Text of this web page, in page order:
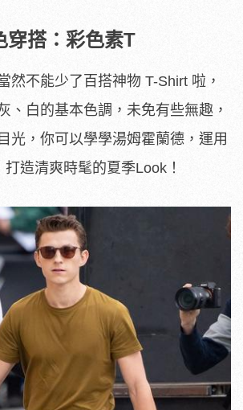
穿搭：彩色素T
然不能少了百搭神物 T-Shirt 啦，
、白的基本色調，未免有些無趣，
光，你可以學學湯姆霍蘭德，運用
造清爽時髦的夏季Look！